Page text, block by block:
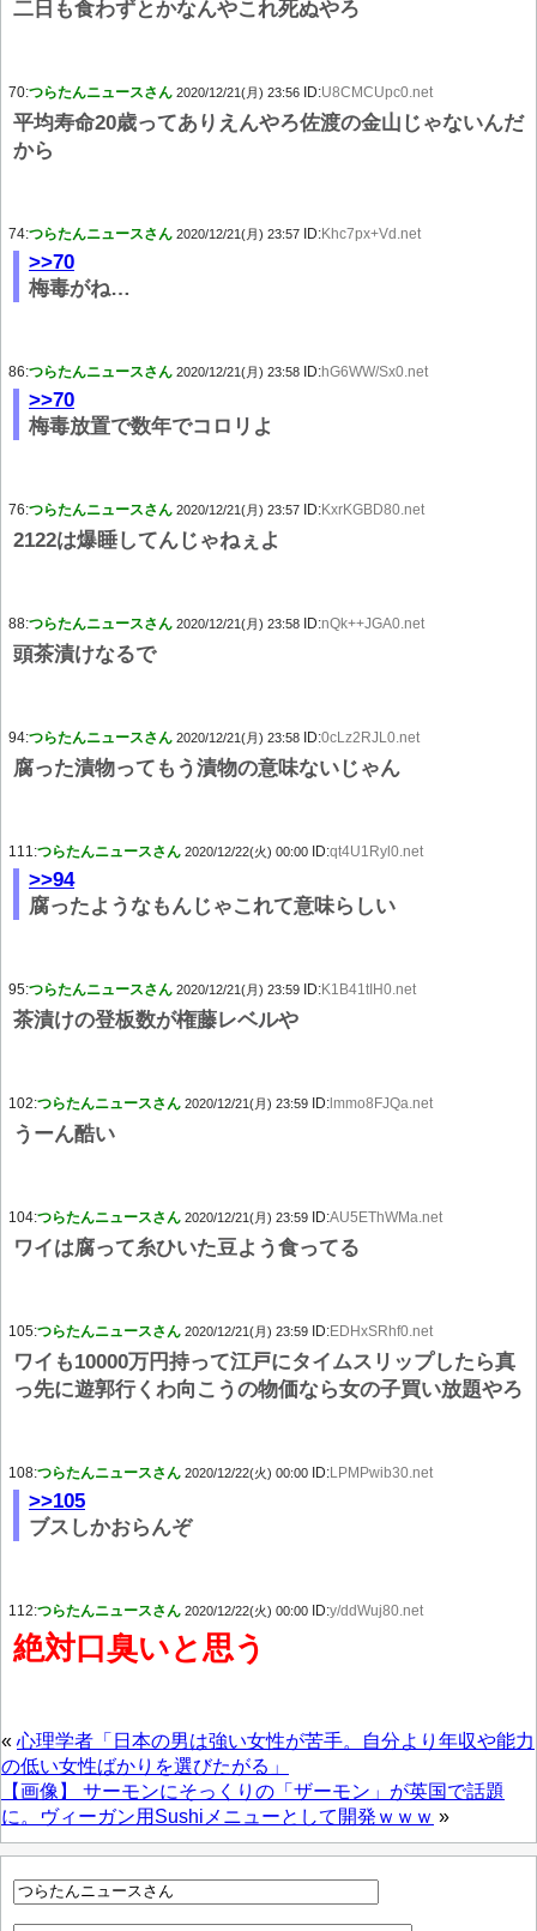
二日も食わずとかなんやこれ死ぬやろ
70:つらたんニュースさん 2020/12/21(月) 23:56 ID:U8CMCUpc0.net
平均寿命20歳ってありえんやろ佐渡の金山じゃないんだ
から
74:つらたんニュースさん 2020/12/21(月) 23:57 ID:Khc7px+Vd.net
>>70
梅毒がね…
86:つらたんニュースさん 2020/12/21(月) 23:58 ID:hG6WW/Sx0.net
>>70
梅毒放置で数年でコロリよ
76:つらたんニュースさん 2020/12/21(月) 23:57 ID:KxrKGBD80.net
2122は爆睡してんじゃねぇよ
88:つらたんニュースさん 2020/12/21(月) 23:58 ID:nQk++JGA0.net
頭茶漬けなるで
94:つらたんニュースさん 2020/12/21(月) 23:58 ID:0cLz2RJL0.net
腐った漬物ってもう漬物の意味ないじゃん
111:つらたんニュースさん 2020/12/22(火) 00:00 ID:qt4U1Ryl0.net
>>94
腐ったようなもんじゃこれて意味らしい
95:つらたんニュースさん 2020/12/21(月) 23:59 ID:K1B41tIH0.net
茶漬けの登板数が権藤レベルや
102:つらたんニュースさん 2020/12/21(月) 23:59 ID: lmmo8FJQa.net
うーん酷い
104:つらたんニュースさん 2020/12/21(月) 23:59 ID:AU5EThWMa.net
ワイは腐って糸ひいた豆よう食ってる
105:つらたんニュースさん 2020/12/21(月) 23:59 ID:EDHxSRhf0.net
ワイも10000万円持って江戸にタイムスリップしたら真
っ先に遊郭行くわ向こうの物価なら女の子買い放題やろ
108:つらたんニュースさん 2020/12/22(火) 00:00 ID:LPMPwib30.net
>>105
ブスしかおらんぞ
112:つらたんニュースさん 2020/12/22(火) 00:00 ID:y/ddWuj80.net
絶対口臭いと思う
« 心理学者「日本の男は強い女性が苦手。自分より年収や能力
の低い女性ばかりを選びたがる」
【画像】 サーモンにそっくりの「ザーモン」が英国で話題
に。ヴィーガン用Sushiメニューとして開発ｗｗｗ »